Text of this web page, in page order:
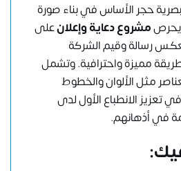
حجر الأساس في بناء صورة
يحرصمشروع دعاية وإعلانعلى
رسالة وقيم الشركة
مميزة واحترافية. وتشمل
مثل الألوان والخطوط
تعزيز الانطباع الأول لدى
في أذهانهم.